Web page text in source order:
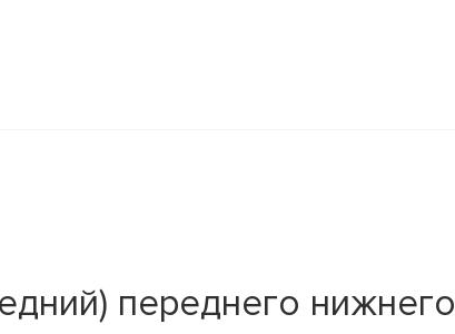
переднего